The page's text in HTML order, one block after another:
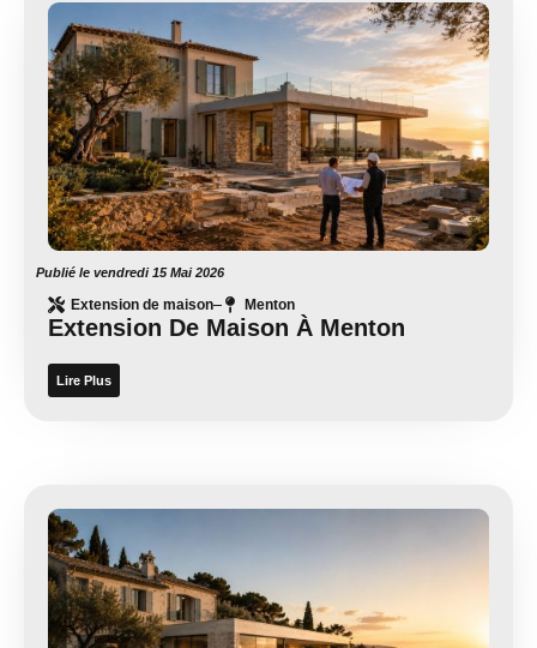
Publié le vendredi 15 Mai 2026
Extension de maison Menton
Extension De Maison À Menton
Lire Plus